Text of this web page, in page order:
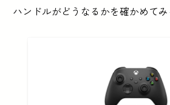
ハンドルがどうなるかを確かめてみ